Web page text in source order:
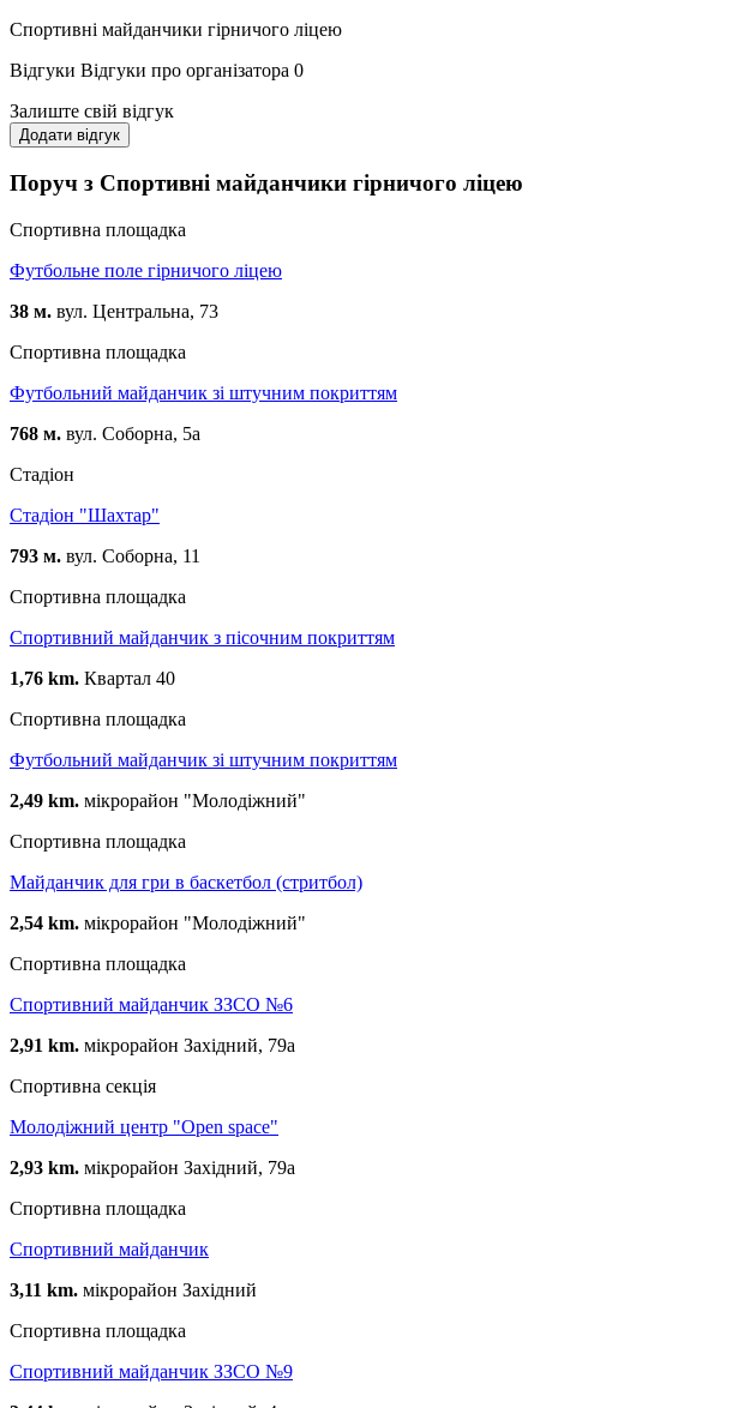
Спортивні майданчики гірничого ліцею
Відгуки Відгуки про організатора 0
Залиште свій відгук
Додати відгук
Поруч з Спортивні майданчики гірничого ліцею
Спортивна площадка
Футбольне поле гірничого ліцею
38 м. вул. Центральна, 73
Спортивна площадка
Футбольний майданчик зі штучним покриттям
768 м. вул. Соборна, 5а
Стадіон
Стадіон "Шахтар"
793 м. вул. Соборна, 11
Спортивна площадка
Спортивний майданчик з пісочним покриттям
1,76 km. Квартал 40
Спортивна площадка
Футбольний майданчик зі штучним покриттям
2,49 km. мікрорайон "Молодіжний"
Спортивна площадка
Майданчик для гри в баскетбол (стритбол)
2,54 km. мікрорайон "Молодіжний"
Спортивна площадка
Спортивний майданчик ЗЗСО №6
2,91 km. мікрорайон Західний, 79а
Спортивна секція
Молодіжний центр "Open space"
2,93 km. мікрорайон Західний, 79а
Спортивна площадка
Спортивний майданчик
3,11 km. мікрорайон Західний
Спортивна площадка
Спортивний майданчик ЗЗСО №9